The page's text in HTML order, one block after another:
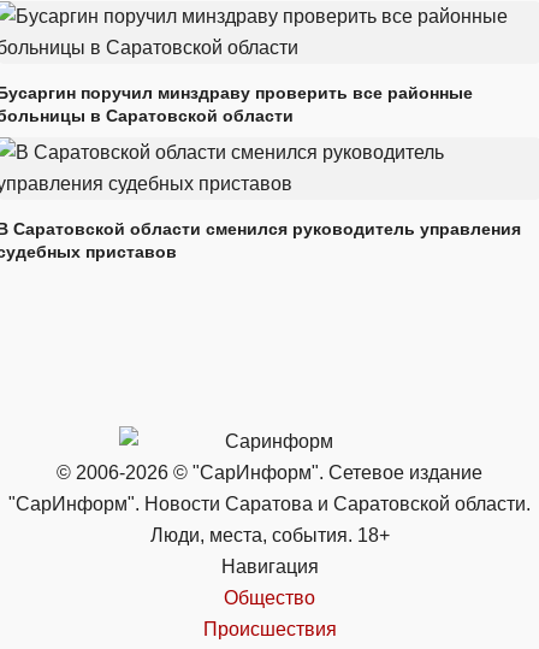
поручил минздраву проверить все районные
в Саратовской области
Саратовской области сменился руководитель управления
приставов
© 2006-2026 © "СарИнформ". Сетевое издание
"СарИнформ". Новости Саратова и Саратовской области.
Люди, места, события. 18+
Навигация
Общество
Происшествия